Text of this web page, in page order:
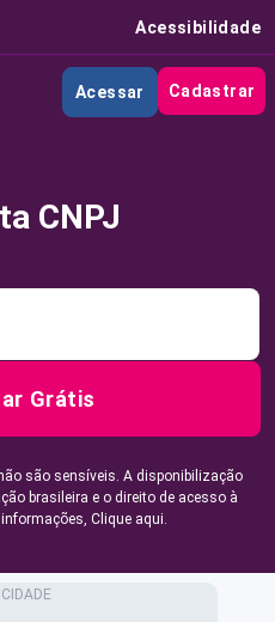
Acessibilidade
Acessar Cadastrar
CNPJ
Grátis
são sensíveis. A disponibilização
brasileira e o direito de acesso à
Clique aqui.